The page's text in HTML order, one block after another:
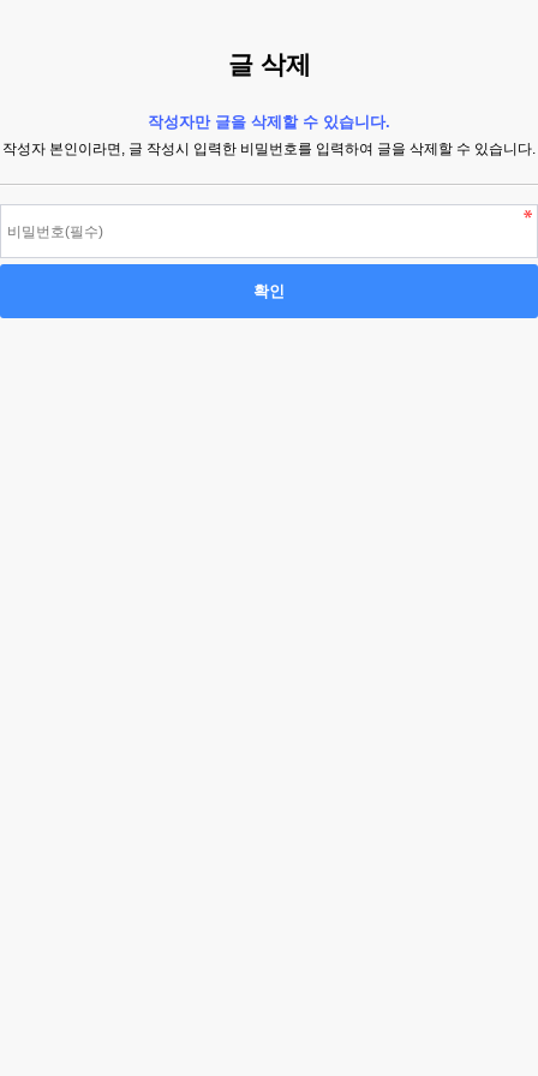
글 삭제
작성자만 글을 삭제할 수 있습니다.
작성자 본인이라면, 글 작성시 입력한 비밀번호를 입력하여 글을 삭제할 수 있습니다.